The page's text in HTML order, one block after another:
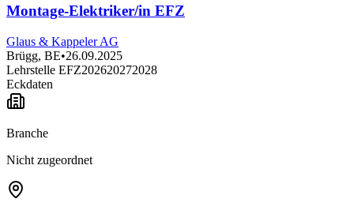
Montage-Elektriker/in EFZ
Glaus & Kappeler AG
Brügg, BE•26.09.2025
Lehrstelle EFZ202620272028
Eckdaten
Branche
Nicht zugeordnet